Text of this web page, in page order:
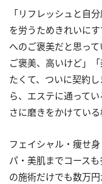
「リフレッシュと自
を労うためきれいに
へのご褒美だと思っ
ご褒美、高いけど」
たくて、ついに契約
ら、エステに通って
さに磨きをかけている
フェイシャル・痩せ
パ・美肌までコース
の施術だけでも数万